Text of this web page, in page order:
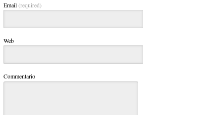
Email(required)
Web
Commentario